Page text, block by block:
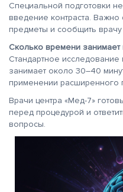
Специальной подготовки
введение контраста. Важно
предметы и сообщить
Сколько времени занимает
Стандартное
занимает около 30–40
применении расширенного
Врачи центра «Мед-7»
перед процедурой и
вопросы.